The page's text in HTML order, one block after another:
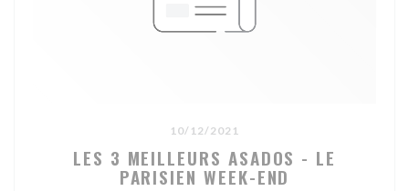
10/12/2021
LES 3 MEILLEURS ASADOS - LE
PARISIEN WEEK-END